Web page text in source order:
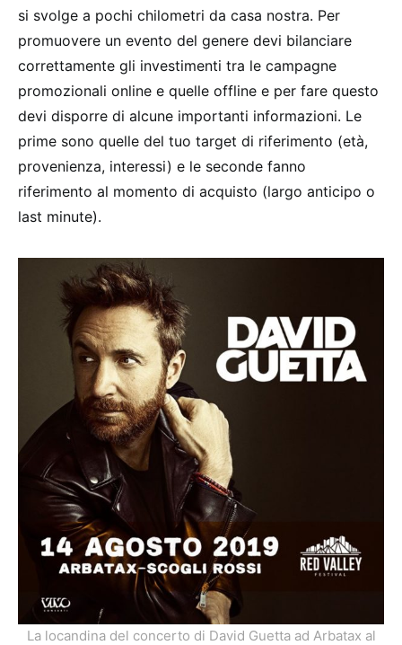
si svolge a pochi chilometri da casa nostra. Per
promuovere un evento del genere devi bilanciare
correttamente gli investimenti tra le campagne
promozionali online e quelle offline e per fare questo
devi disporre di alcune importanti informazioni. Le
prime sono quelle del tuo target di riferimento (età,
provenienza, interessi) e le seconde fanno
riferimento al momento di acquisto (largo anticipo o
last minute).
La locandina del concerto di David Guetta ad Arbatax al